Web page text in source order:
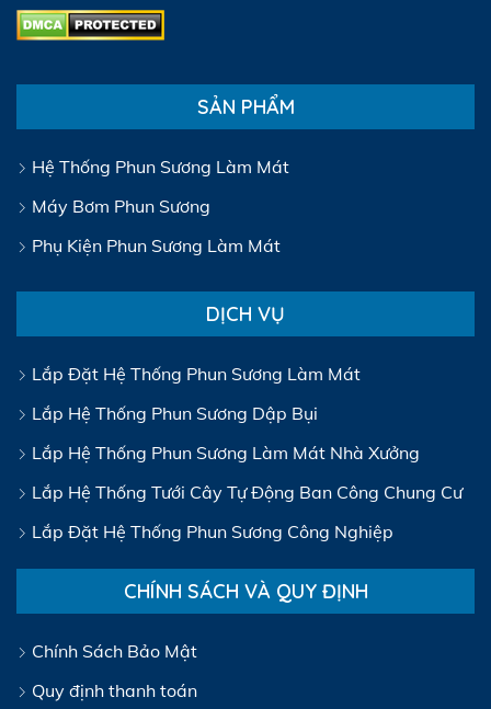
SẢN PHẨM
Hệ Thống Phun Sương Làm Mát
Máy Bơm Phun Sương
Phụ Kiện Phun Sương Làm Mát
DỊCH VỤ
Lắp Đặt Hệ Thống Phun Sương Làm Mát
Lắp Hệ Thống Phun Sương Dập Bụi
Lắp Hệ Thống Phun Sương Làm Mát Nhà Xưởng
Lắp Hệ Thống Tưới Cây Tự Động Ban Công Chung Cư
Lắp Đặt Hệ Thống Phun Sương Công Nghiệp
CHÍNH SÁCH VÀ QUY ĐỊNH
Chính Sách Bảo Mật
Quy định thanh toán